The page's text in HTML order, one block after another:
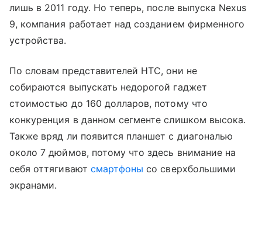
лишь в 2011 году. Но теперь, после выпуска Nexus
9, компания работает над созданием фирменного
устройства.
По словам представителей HTC, они не
собираются выпускать недорогой гаджет
стоимостью до 160 долларов, потому что
конкуренция в данном сегменте слишком высока.
Также вряд ли появится планшет с диагональю
около 7 дюймов, потому что здесь внимание на
себя оттягивают смартфоны со сверхбольшими
экранами.